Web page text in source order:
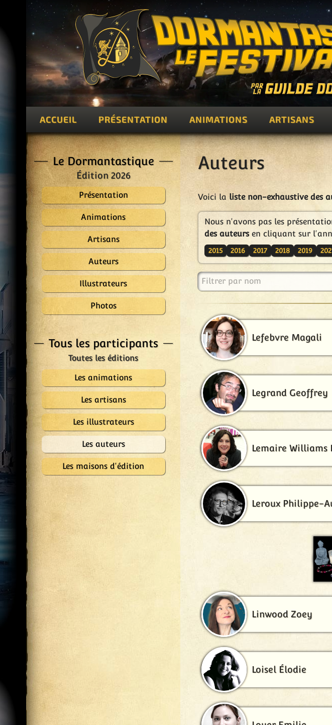
ACCUEIL PRÉSENTATION ANIMATIONS ARTISANS
Le Dormantastique
Édition 2026
Présentation
Animations
Artisans
Auteurs
Illustrateurs
Photos
Tous les participants
Les animations
Les artisans
Les illustrateurs
Les auteurs
Les maisons d'édition
Auteurs
Voici la liste non-exhaustive des
Nous n'avons pas les
des auteursen cliquant sur
2015 2016 2017 2018 2019
Filtrer par nom
Lefebvre Magali
Legrand Geoffrey
Lemaire Williams
Leroux Philippe-
Linwood Zoey
Loisel Élodie